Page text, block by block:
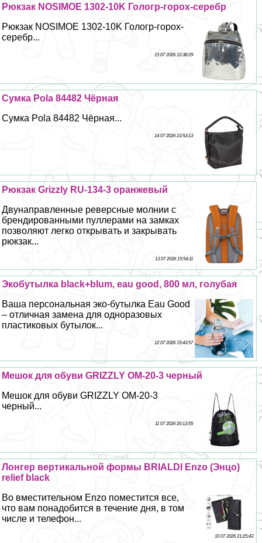
Рюкзак NOSIMOE 1302-10K Гологр-горох-серебр
Рюкзак NOSIMOE 1302-10K Гологр-горох-
серебр...
15 07 2026 12:38:29
Сумка Pola 84482 Чёрная
Сумка Pola 84482 Чёрная...
14 07 2026 23:53:13
Рюкзак Grizzly RU-134-3 оранжевый
Двунаправленные реверсные молнии с
брендированными пуллерами на замках
позволяют легко открывать и закрывать
рюкзак...
13 07 2026 15:54:11
Экобутылка black+blum, eau good, 800 мл, гoлyбая
Ваша персональная эко-бутылка Eau Good
– отличная замена для одноразовых
пластиковых бутылок...
12 07 2026 15:43:57
Мешок для обуви GRIZZLY OM-20-3 черный
Мешок для обуви GRIZZLY OM-20-3
черный...
11 07 2026 20:13:55
Лонгер вертикальной формы BRIALDI Enzo (Энцо)
relief black
Во вместительном Enzo поместится все,
что вам понадобится в течение дня, в том
числе и телефон...
10 07 2026 21:25:43